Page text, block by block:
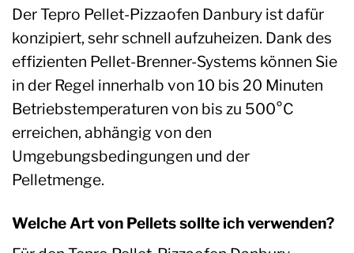
Der Tepro Pellet-Pizzaofen Danbury ist dafür
konzipiert, sehr schnell aufzuheizen. Dank des
effizienten Pellet-Brenner-Systems können Sie
in der Regel innerhalb von 10 bis 20 Minuten
Betriebstemperaturen von bis zu 500°C
erreichen, abhängig von den
Umgebungsbedingungen und der
Pelletmenge.
Welche Art von Pellets sollte ich verwenden?